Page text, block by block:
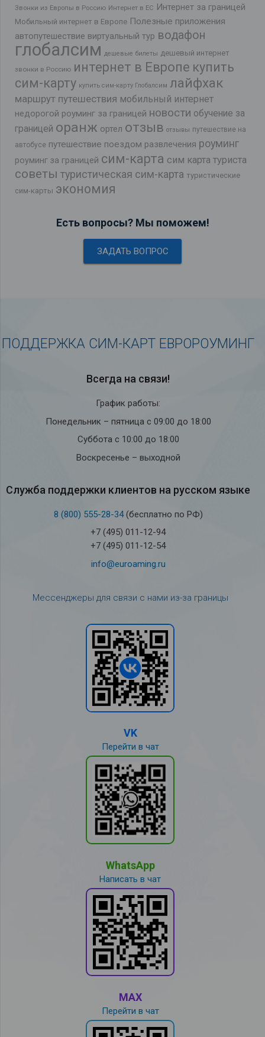
Звонки из Европы в Россию Интернет в ЕС Интернет за границей
Мобильный интернет в Европе Полезные приложения
автопутешествие виртуальный тур водафон
глобалсим дешевые билеты дешевый интернет
звонки в Россию интернет в Европе купить
сим-карту купить сим-карту Глобалсим лайфхак
маршрут путешествия мобильный интернет
недорогой роуминг за границей новости обучение за
границей оранж ортел отзыв отзывы путешествие на
автобусе путешествие поездом развлечения роуминг
роуминг за границей сим-карта сим карта туриста
советы туристическая сим-карта туристические
сим-карты экономия
Есть вопросы? Мы поможем!
ЗАДАТЬ ВОПРОС
ПОДДЕРЖКА СИМ-КАРТ ЕВРОРОУМИНГ
Всегда на связи!
График работы:
Понедельник – пятница с 09:00 до 18:00
Суббота с 10:00 до 18:00
Воскресенье – выходной
Служба под­держки кли­ен­тов на рус­ском языке
8 (800) 555-28-34(бесплатно по РФ)
+7 (495) 011-12-94
+7 (495) 011-12-54
info@euroaming.ru
Мессенджеры для связи с нами из-за границы
VK
Перейти в чат
WhatsApp
Написать в чат
MAX
Перейти в чат